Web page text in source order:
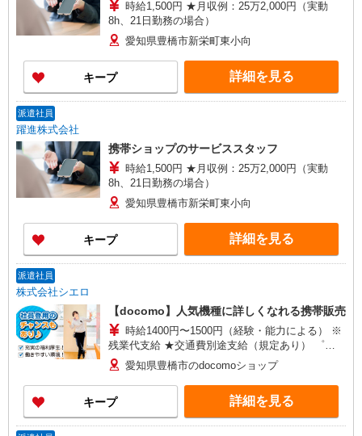
時給1,500円 ★月収例：25万2,000円（実動
8h、21日勤務の場合）
愛知県豊橋市新栄町東小向
キープ 詳細を見る
派遣社員
躍進株式会社
携帯ショップのサービススタッフ
時給1,500円 ★月収例：25万2,000円（実動
8h、21日勤務の場合）
愛知県豊橋市新栄町東小向
キープ 詳細を見る
派遣社員
株式会社シエロ
【docomo】人気機種に詳しくなれる携帯販売
時給1400円〜1500円（経験・能力による） ※
残業代支給 ★交通費別途支給（規定あり） ゜
+゜・。○。・゜+゜・。○。・゜+゜ 入社祝い金10
万円支給(規定有) お友達を紹介頂くと, インセンテ
ィブ支給(規定有) ★月2回払い・週払い可能（規程
有）★ ゜・。○。・゜+゜・。○。・゜+゜
愛知県豊橋市のdocomoショップ
キープ 詳細を見る